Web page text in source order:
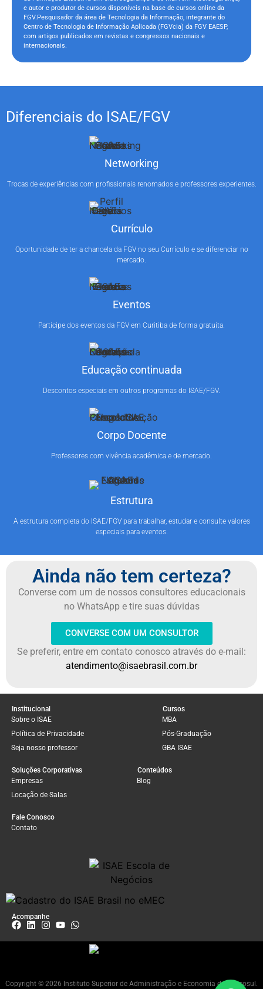
e autor e produtor de cursos disponíveis na base de cursos online da
FGV.Pesquisador da área de Tecnologia da Informação, integrante do
Centro de Tecnologia de Informação Aplicada (FGVcia) da FGV EAESP,
com artigos publicados em revistas e congressos nacionais e
internacionais.
Diferenciais do ISAE/FGV
Networking
Trocas de experiências com profissionais renomados e professores experientes.
Currículo
Oportunidade de ter a chancela da FGV no seu Currículo e se diferenciar no
mercado.
Eventos
Participe dos eventos da FGV em Curitiba de forma gratuita.
Educação continuada
Descontos especiais em outros programas do ISAE/FGV.
Corpo Docente
Professores com vivência acadêmica e de mercado.
Estrutura
A estrutura completa do ISAE/FGV para trabalhar, estudar e consulte valores
especiais para eventos.
Ainda não tem certeza?
Converse com um de nossos consultores educacionais
no WhatsApp e tire suas dúvidas
CONVERSE COM UM CONSULTOR
Se preferir, entre em contato conosco através do e-mail:
atendimento@isaebrasil.com.br
Institucional
Sobre o ISAE
Política de Privacidade
Seja nosso professor
Cursos
MBA
Pós-Graduação
GBA ISAE
Soluções Corporativas
Empresas
Locação de Salas
Conteúdos
Blog
Fale Conosco
Contato
Acompanhe
Copyright © 2026 Instituto Superior de Administração e Economia do Mercosul.